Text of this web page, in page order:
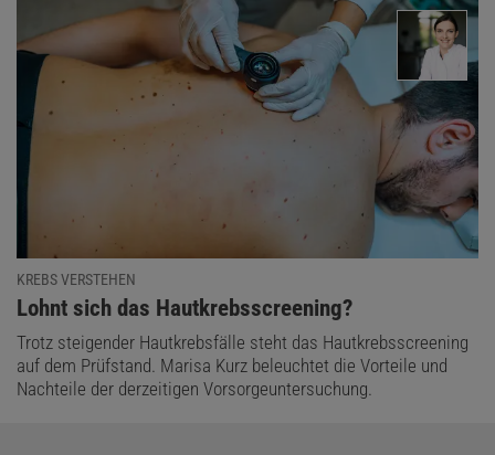
KREBS VERSTEHEN
:
Lohnt sich das Hautkrebsscreening?
Trotz steigender Hautkrebsfälle steht das Hautkrebsscreening
auf dem Prüfstand. Marisa Kurz beleuchtet die Vorteile und
Nachteile der derzeitigen Vorsorgeuntersuchung.